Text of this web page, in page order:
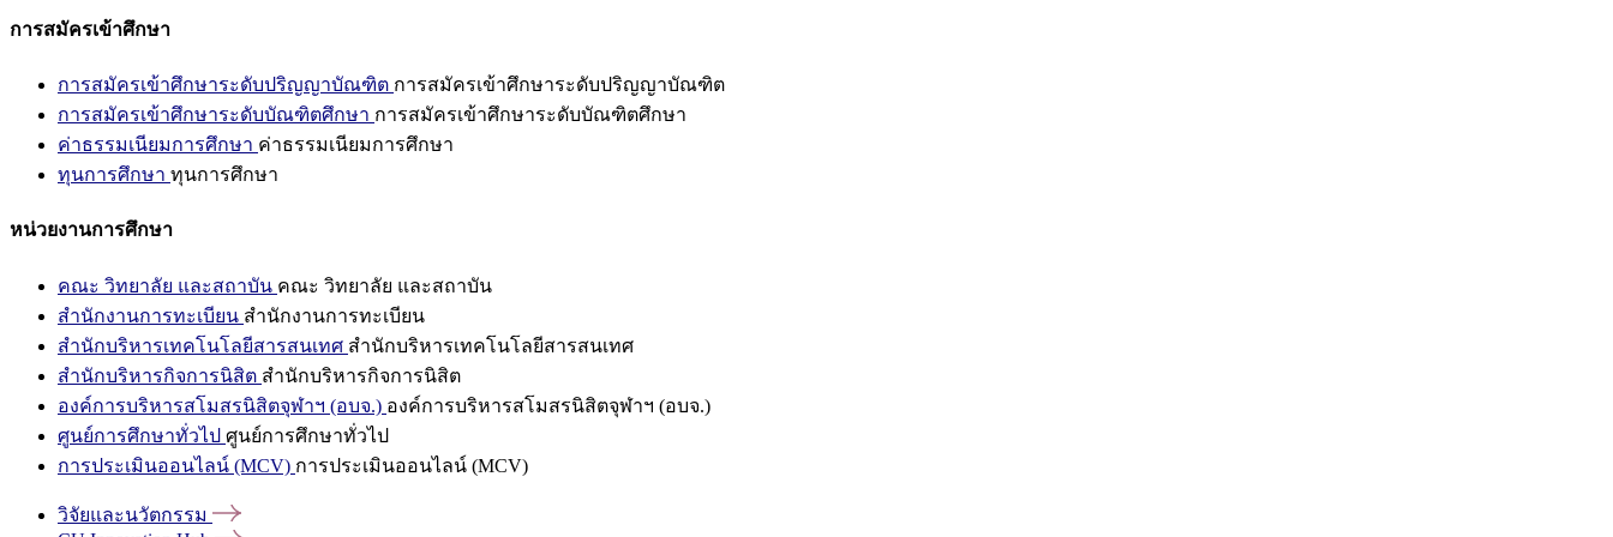
การสมัครเข้าศึกษา
การสมัครเข้าศึกษาระดับปริญญาบัณฑิต การสมัครเข้าศึกษาระดับปริญญาบัณฑิต
การสมัครเข้าศึกษาระดับบัณฑิตศึกษา การสมัครเข้าศึกษาระดับบัณฑิตศึกษา
ค่าธรรมเนียมการศึกษา ค่าธรรมเนียมการศึกษา
ทุนการศึกษา ทุนการศึกษา
หน่วยงานการศึกษา
คณะ วิทยาลัย และสถาบัน คณะ วิทยาลัย และสถาบัน
สำนักงานการทะเบียน สำนักงานการทะเบียน
สำนักบริหารเทคโนโลยีสารสนเทศ สำนักบริหารเทคโนโลยีสารสนเทศ
สำนักบริหารกิจการนิสิต สำนักบริหารกิจการนิสิต
องค์การบริหารสโมสรนิสิตจุฬาฯ (อบจ.) องค์การบริหารสโมสรนิสิตจุฬาฯ (อบจ.)
ศูนย์การศึกษาทั่วไป ศูนย์การศึกษาทั่วไป
การประเมินออนไลน์ (MCV) การประเมินออนไลน์ (MCV)
วิจัยและนวัตกรรม